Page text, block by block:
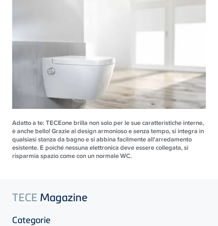
Adatto a te: TECEone brilla non solo per le sue caratteristiche interne,
è anche bello! Grazie al design armonioso e senza tempo, si integra in
qualsiasi stanza da bagno e si abbina facilmente all'arredamento
esistente. E poiché nessuna elettronica deve essere collegata, si
risparmia spazio come con un normale WC.
TECE Magazine
Categorie